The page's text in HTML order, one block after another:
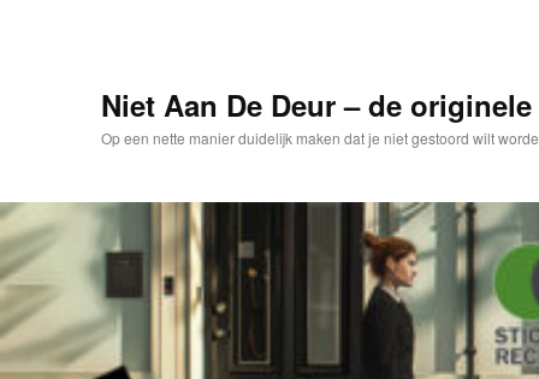
Niet Aan De Deur – de
Op een nette manier duidelijk maken dat je niet gestoord wilt